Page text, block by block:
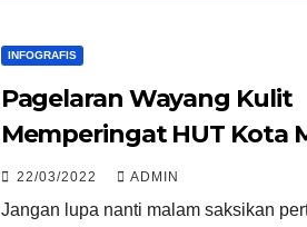
INFOGRAFIS
Pagelaran Wayang Kulit
Memperingat HUT Kota
Ke-38
22/03/2022 ADMIN
Jangan lupa nanti malam saksikan